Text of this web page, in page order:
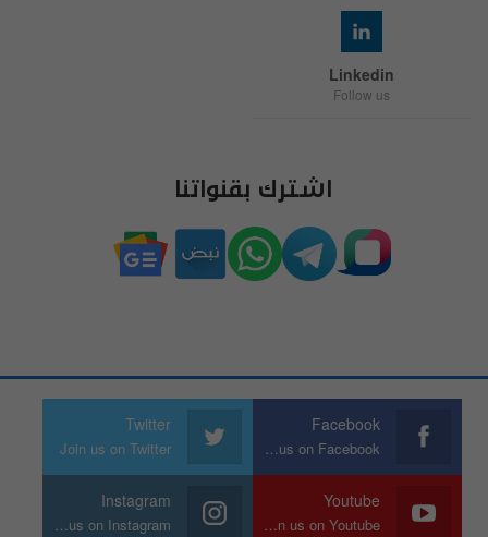
Linkedin
Follow us
اشترك بقنواتنا
Facebook
Join us on Facebook
Twitter
Join us on Twitter
Youtube
Join us on Youtube
Instagram
Join us on Instagram